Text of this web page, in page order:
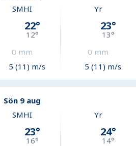
SMHI
22°
12°
0 mm
5 (11) m/s
Yr
23°
13°
0 mm
5 (11) m/s
Sön 9 aug
SMHI
23°
16°
Yr
24°
14°